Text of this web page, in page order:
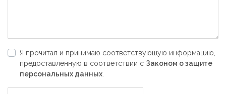
Я прочитал и принимаю соответствующую информацию,
предоставленную в соответствии с Законом о защите
персональных данных